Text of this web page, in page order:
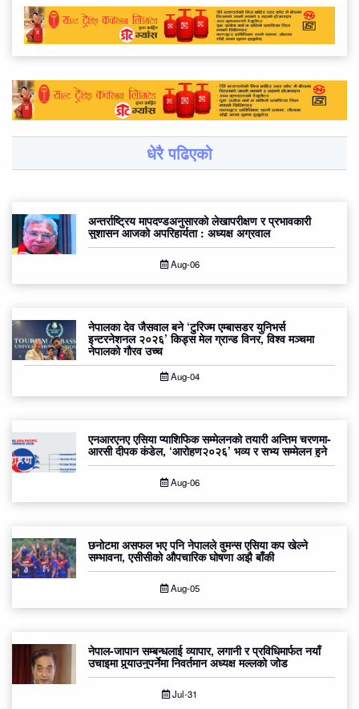
धेरै पढिएको
अन्तर्राष्ट्रिय मापदण्डअनुसारको लेखापरीक्षण र प्रभावकारी
सुशासन आजको अपरिहार्यता : अध्यक्ष अग्रवाल
Aug-06
नेपालका देव जैसवाल बने ‘टुरिज्म एम्बासडर युनिभर्स
इन्टरनेशनल २०२६’ किड्स मेल ग्रान्ड विनर, विश्व मञ्चमा
नेपालको गौरव उच्च
Aug-04
एनआरएनए एसिया प्याशिफिक सम्मेलनको तयारी अन्तिम चरणमा-
आरसी दीपक कंडेल, ‘आरोहण२०२६’ भव्य र सभ्य सम्मेलन हुने
Aug-06
छनोटमा असफल भए पनि नेपालले वुमन्स एसिया कप खेल्ने
सम्भावना, एसीसीको औपचारिक घोषणा अझै बाँकी
Aug-05
नेपाल-जापान सम्बन्धलाई व्यापार, लगानी र प्रविधिमार्फत नयाँ
उचाइमा पुर्‍याउनुपर्नेमा निवर्तमान अध्यक्ष मल्लको जोड
Jul-31